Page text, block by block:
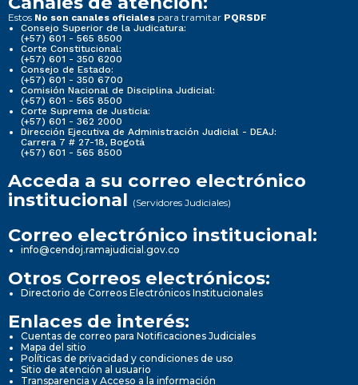
Estos No son canales oficiales para tramitar PQRSDF
Consejo Superior de la Judicatura:
(+57) 601 - 565 8500
Corte Constitucional:
(+57) 601 - 350 6200
Consejo de Estado:
(+57) 601 - 350 6700
Comisión Nacional de Disciplina Judicial:
(+57) 601 - 565 8500
Corte Suprema de Justicia:
(+57) 601 - 362 2000
Dirección Ejecutiva de Administración Judicial - DEAJ:
Carrera 7 # 27-18, Bogotá
(+57) 601 - 565 8500
Acceda a su correo electrónico
institucional (Servidores Judiciales)
Correo electrónico institucional:
info@cendoj.ramajudicial.gov.co
Otros Correos electrónicos:
Directorio de Correos Electrónicos Institucionales
Enlaces de interés:
Cuentas de correo para Notificaciones Judiciales
Mapa del sitio
Políticas de privacidad y condiciones de uso
Sitio de atención al usuario
Transparencia y Acceso a la información